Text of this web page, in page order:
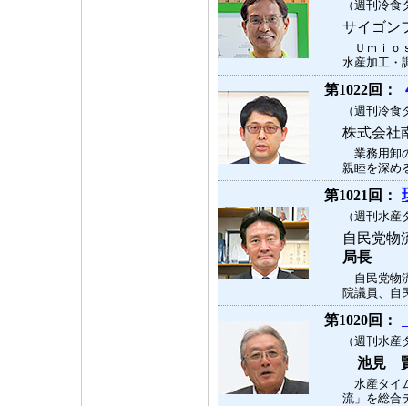
（週刊冷
サイゴ
Ｕｍｉｏ
水産加工・
第1022回：
（週刊冷
株式会
業務用卸
親睦を深め
第1021回：
（週刊水
自民党
局長
自民党物
院議員、自
第1020回：
（週刊水
池見
水産タイ
流」を総合